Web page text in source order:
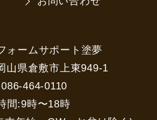
ォームサポート塗夢
山県倉敷市上東949-1
464-0110
間:9時〜18時